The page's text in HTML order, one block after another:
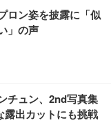
ロン姿を披露に「似
」の声
チュン、2nd写真集
露出カットにも挑戦